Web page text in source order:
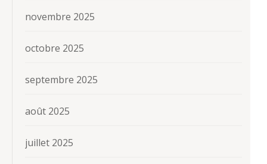
novembre 2025
octobre 2025
septembre 2025
août 2025
juillet 2025